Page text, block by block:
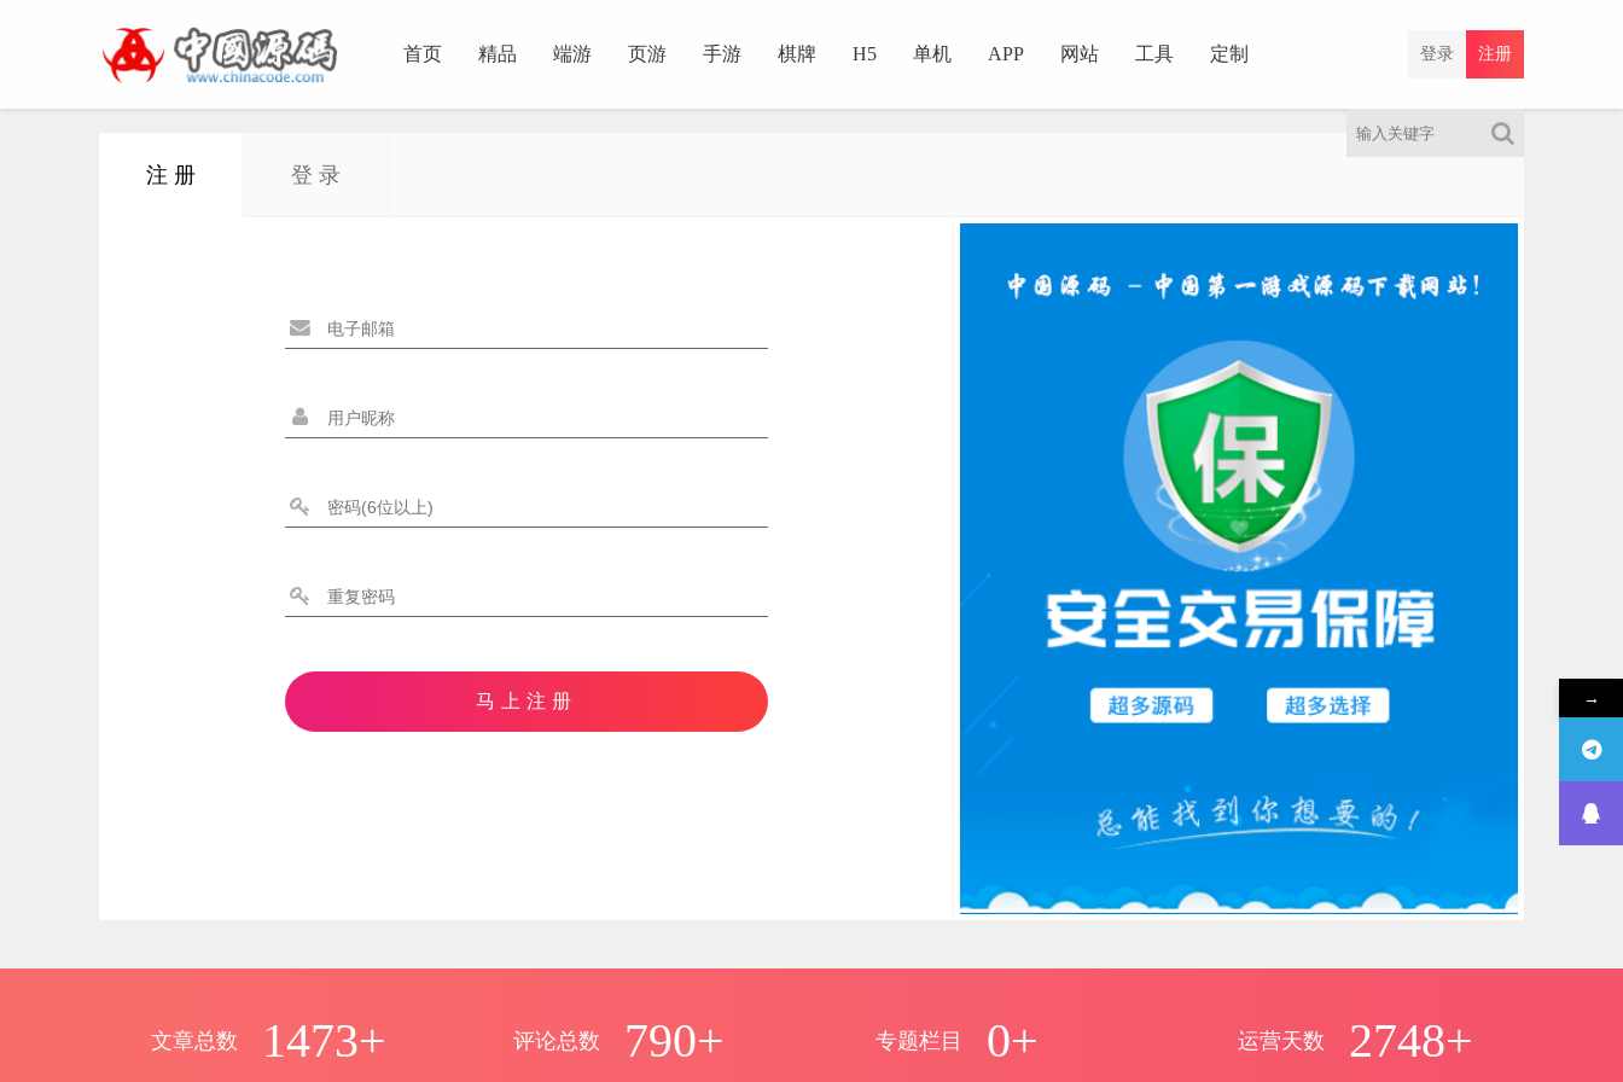
首页 精品 端游 页游 手游 棋牌 H5 单机 APP 网站 工具 定制 注册
登录
注 册 登 录
马上注册
文章总数 1473+ 评论总数 790+ 专题栏目 0+ 运营天数 2748+
→